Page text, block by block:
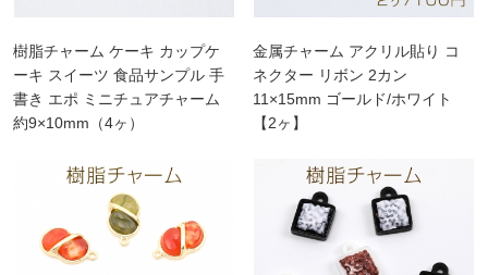
樹脂チャーム ケーキ カップケ
ーキ スイーツ 食品サンプル 手
書き エポ ミニチュアチャーム
約9×10mm（4ヶ）
金属チャーム アクリル貼り コ
ネクター リボン 2カン
11×15mm ゴールド/ホワイト
【2ヶ】